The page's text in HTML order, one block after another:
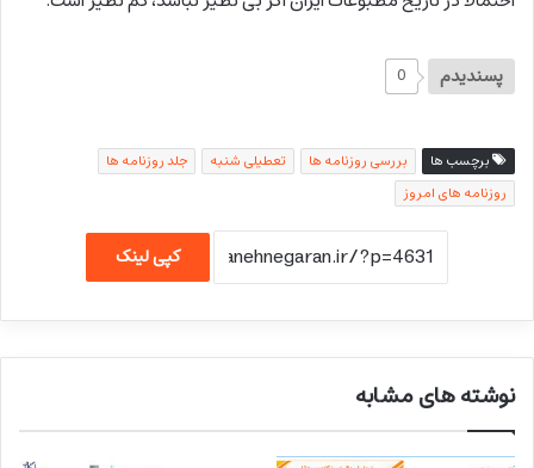
پسندیدم 0
برچسب ها بررسی روزنامه ها تعطیلی شنبه
جلد روزنامه ها
روزنامه های امروز
کپی لینک
نوشته های مشابه